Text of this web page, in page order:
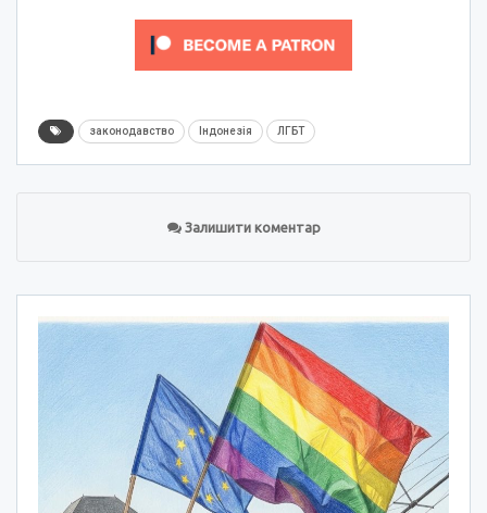
законодавство Індонезія ЛГБТ
Залишити коментар